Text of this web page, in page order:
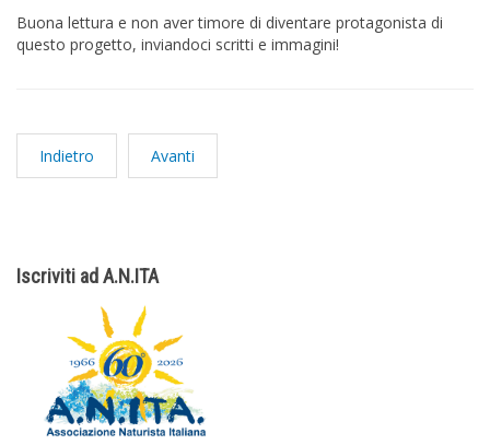
Buona lettura e non aver timore di diventare protagonista di
questo progetto, inviandoci scritti e immagini!
Indietro Avanti
Iscriviti ad A.N.ITA